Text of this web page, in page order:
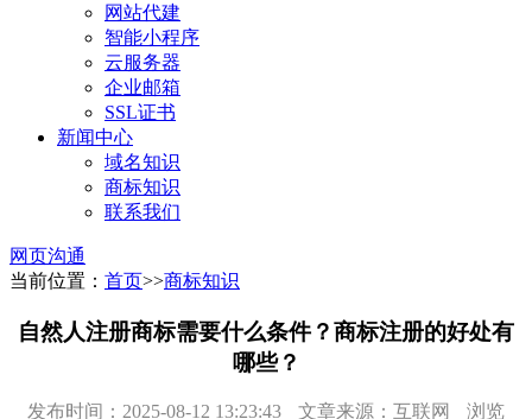
网站代建
智能小程序
云服务器
企业邮箱
SSL证书
新闻中心
域名知识
商标知识
联系我们
网页沟通
当前位置： 首页>>商标知识
自然人注册商标需要什么条件？商标注册的好处有
哪些？
发布时间：2025-08-12 13:23:43 文章来源：互联网
浏览